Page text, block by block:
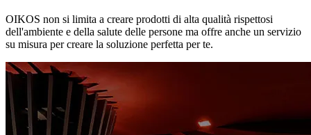
OIKOS non si limita a creare prodotti di alta qualità rispettosi
dell'ambiente e della salute delle persone ma offre anche un servizio
su misura per creare la soluzione perfetta per te.